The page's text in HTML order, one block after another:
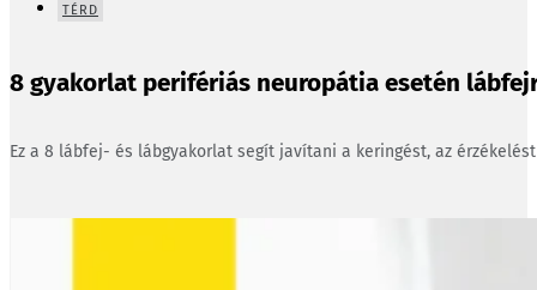
TÉRD
8 gyakorlat perifériás neuropátia esetén
Ez a 8 lábfej- és lábgyakorlat segít javítani a keringést, az